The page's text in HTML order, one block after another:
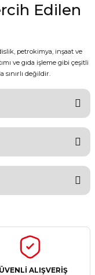
Edilen
petrokimya, inşaat ve
ve gıda işleme gibi çeşitli
değildir.
ALIŞVERİŞ